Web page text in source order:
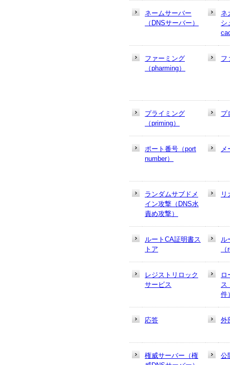
ネームサーバー
（DNSサーバー）
ネ
シ
ファーミング
（pharming）
フ
プライミング
（priming）
プ
ポート番号（port
number）
メ
ランダムサブドメ
イン攻撃（DNS水
責め攻撃）
リ
ルートCA証明書ス
トア
ル
レジストリロック
サービス
ロ
ス
件
応答 外
権威サーバー（権
公